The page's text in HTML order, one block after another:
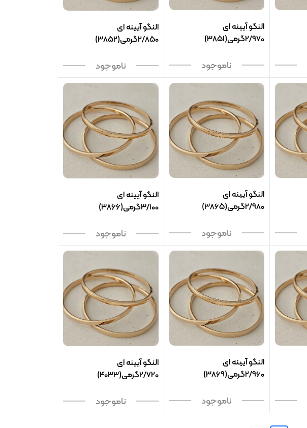
النگو آیینه ای
2/970گرمی(3851)
ناموجود
النگو آیینه ای
2/850گرمی(3852)
ناموجود
النگو آیینه ای
2/980گرمی(3865)
ناموجود
النگو آیینه ای
3/100گرمی(3866)
ناموجود
النگو آیینه ای
2/960گرمی(3869)
ناموجود
النگو آیینه ای
2/720گرمی(4033)
ناموجود